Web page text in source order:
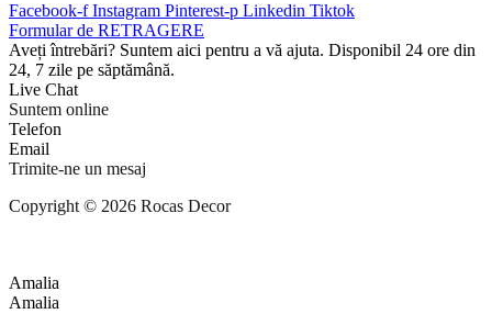
Facebook-f Instagram Pinterest-p Linkedin Tiktok
Formular de RETRAGERE
Aveți întrebări? Suntem aici pentru a vă ajuta. Disponibil 24 ore din
24, 7 zile pe săptămână.
Live Chat
Suntem online
Telefon
Email
Trimite-ne un mesaj
Copyright © 2026 Rocas Decor
Amalia
Amalia